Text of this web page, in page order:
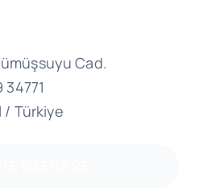
Cad.
/ Türkiye